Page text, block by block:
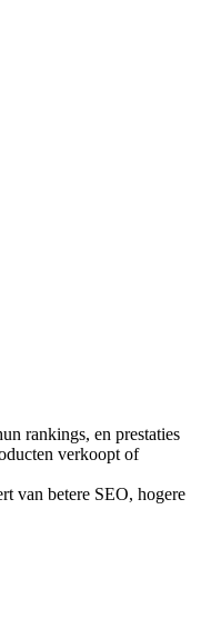
rankings, en prestaties
verkoopt of
van betere SEO, hogere